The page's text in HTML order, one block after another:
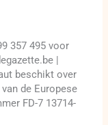
357 495 voor
|
beschikt over
de Europese
FD-7 13714-